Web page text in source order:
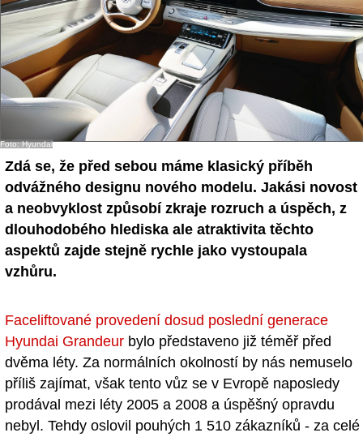
Foto: Hyundai
Zdá se, že před sebou máme klasický příběh
odvážného designu nového modelu. Jakási novost
a neobvyklost způsobí zkraje rozruch a úspěch, z
dlouhodobého hlediska ale atraktivita těchto
aspektů zajde stejně rychle jako vystoupala
vzhůru.
Faceliftované provedení dosud poslední generace
Hyundai Grandeur bylo představeno již téměř před
dvěma léty. Za normálních okolností by nás nemuselo
příliš zajímat, však tento vůz se v Evropě naposledy
prodával mezi léty 2005 a 2008 a úspěšný opravdu
nebyl. Tehdy oslovil pouhých 1 510 zákazníků - za celé